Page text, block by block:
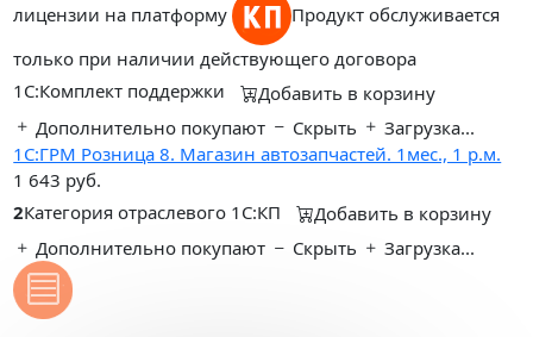
лицензии на платформу
Продукт обслуживается
только при наличии действующего договора
1С:Комплект поддержки
Добавить в корзину
Дополнительно покупают
Скрыть
Загрузка...
1С:ГРМ Розница 8. Магазин автозапчастей. 1мес., 1 р.м.
1 643 руб.
2Категория отраслевого 1С:КП
Добавить в корзину
Дополнительно покупают
Скрыть Загрузка...